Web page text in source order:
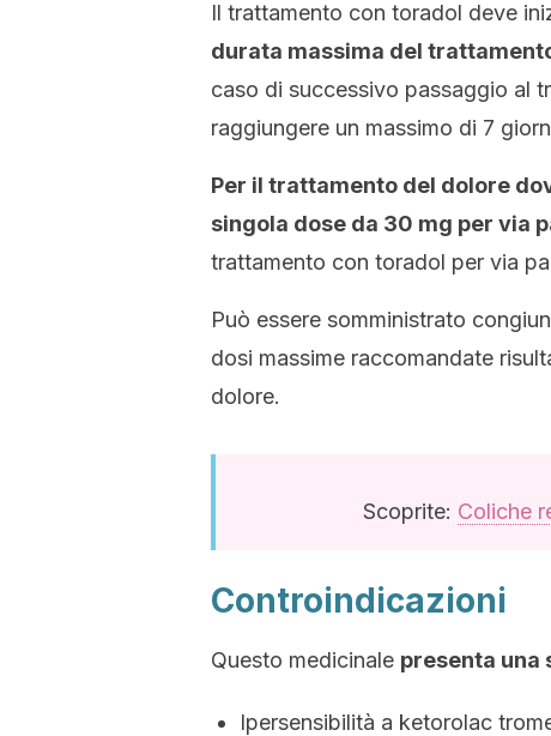
Il trattamento con toradol deve
durata massima del
caso di successivo passaggio al
raggiungere un massimo di 7
Per il trattamento del dolore
singola dose da 30 mg per via
trattamento con toradol per via
Può essere somministrato
dosi massime raccomandate
dolore.
Scoprite: Coliche
Controindicazioni
Questo medicinale presenta una
Ipersensibilità a ketorolac